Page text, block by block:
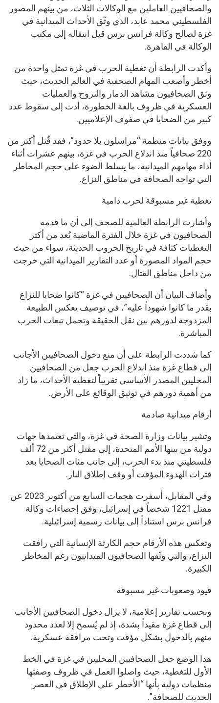
والصحافيين العاملين مع الوكالات الثلاث، من بينهم المصور
الفلسطيني محمد عابد، الذي وثّق الأحداث الميدانية في
غزة لصالح وكالة فرانس برس قبل انتقاله إلى مكتب
الوكالة في القاهرة.
وأكدت الرابطة أن تغطية الحرب في غزة تمثل واحدة من
أخطر وأصعب المهام الصحفية في العالم الحديث، حيث
وثق الصحافيون مشاهد الدمار والنزوح والعمليات
العسكرية في ظروف بالغة الخطورة، أدت إلى سقوط عدد
كبير من الضحايا في صفوف الإعلاميين.
ووفق بيانات منظمة “مراسلون بلا حدود”، فقد قُتل أكثر من
220 صحافياً منذ اندلاع الحرب في غزة، بينهم عشرات أثناء
أداء مهامهم الميدانية، ما يسلط الضوء على حجم المخاطر
التي تواجه الصحافة في مناطق النزاع.
تغطية غير مسبوقة لحرب دامية
وأشارت الرابطة العالمية للصحف إلى أن ما قدمه
الصحافيون في غزة خلال الفترة الماضية يُعد من أكثر
التغطيات كثافة في تاريخ الحروب الحديثة، سواء من حيث
حجم المواد المصورة أو عدد التقارير الميدانية التي خرجت
من داخل مناطق القتال.
وأضاف البيان أن الصحافيين في غزة “كانوا ضحايا للنزاع
بقدر ما كانوا شهوداً عليه”، في توصيف يعكس الطبيعة
المزدوجة لدورهم بين نقل الحقيقة وتحمل تبعات الحرب
المباشرة.
كما شددت الرابطة على أن منع دخول الصحافيين الأجانب
إلى قطاع غزة منذ اندلاع الحرب جعل من الصحافيين
المحليين المصدر الأساسي تقريباً لتغطية الأحداث، ما زاد
من أهمية دورهم في توثيق الوقائع على الأرض.
أرقام ميدانية صادمة
وتشير بيانات وزارة الصحة في غزة، والتي تعتمدها جهات
دولية من بينها الأمم المتحدة، إلى مقتل أكثر من 72 ألف
فلسطيني منذ بدء الحرب، إلى جانب مئات الضحايا بعد
فترات الهدوء المؤقت أو وقف إطلاق النار.
وفي المقابل، أسفرت هجمات السابع من أكتوبر 2023 عن
مقتل 1221 شخصاً في إسرائيل، وفق إحصاءات وكالة
فرانس برس استناداً إلى بيانات رسمية إسرائيلية.
وتعكس هذه الأرقام حجم الكارثة الإنسانية التي رافقت
النزاع، والتي وثّقها الصحافيون الميدانيون رغم المخاطر
الكبيرة.
قيود وصعوبات غير مسبوقة
وبحسب تقارير إعلامية، لا يزال دخول الصحافيين الأجانب
إلى قطاع غزة مقيداً بشدة، إذ لم يُسمح إلا لعدد محدود
منهم بالدخول بشكل مؤقت وتحت مرافقة عسكرية.
هذا الوضع جعل الصحافيين المحليين في غزة في الخط
الأول للتغطية، حيث واصلوا العمل في ظروف وصفتها
منظمات دولية بأنها “الأخطر على الإطلاق في العصر
الحديث للصحافة”.